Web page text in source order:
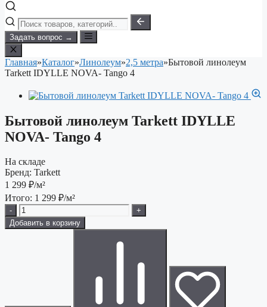
Задать вопрос →
Главная»Каталог»Линолеум»2,5 метра»Бытовой линолеум
Tarkett IDYLLE NOVA- Tango 4
Бытовой линолеум Tarkett IDYLLE
NOVA- Tango 4
На складе
Бренд: Tarkett
1 299 ₽/м²
Итого: 1 299 ₽/м²
-
+
Добавить в корзину